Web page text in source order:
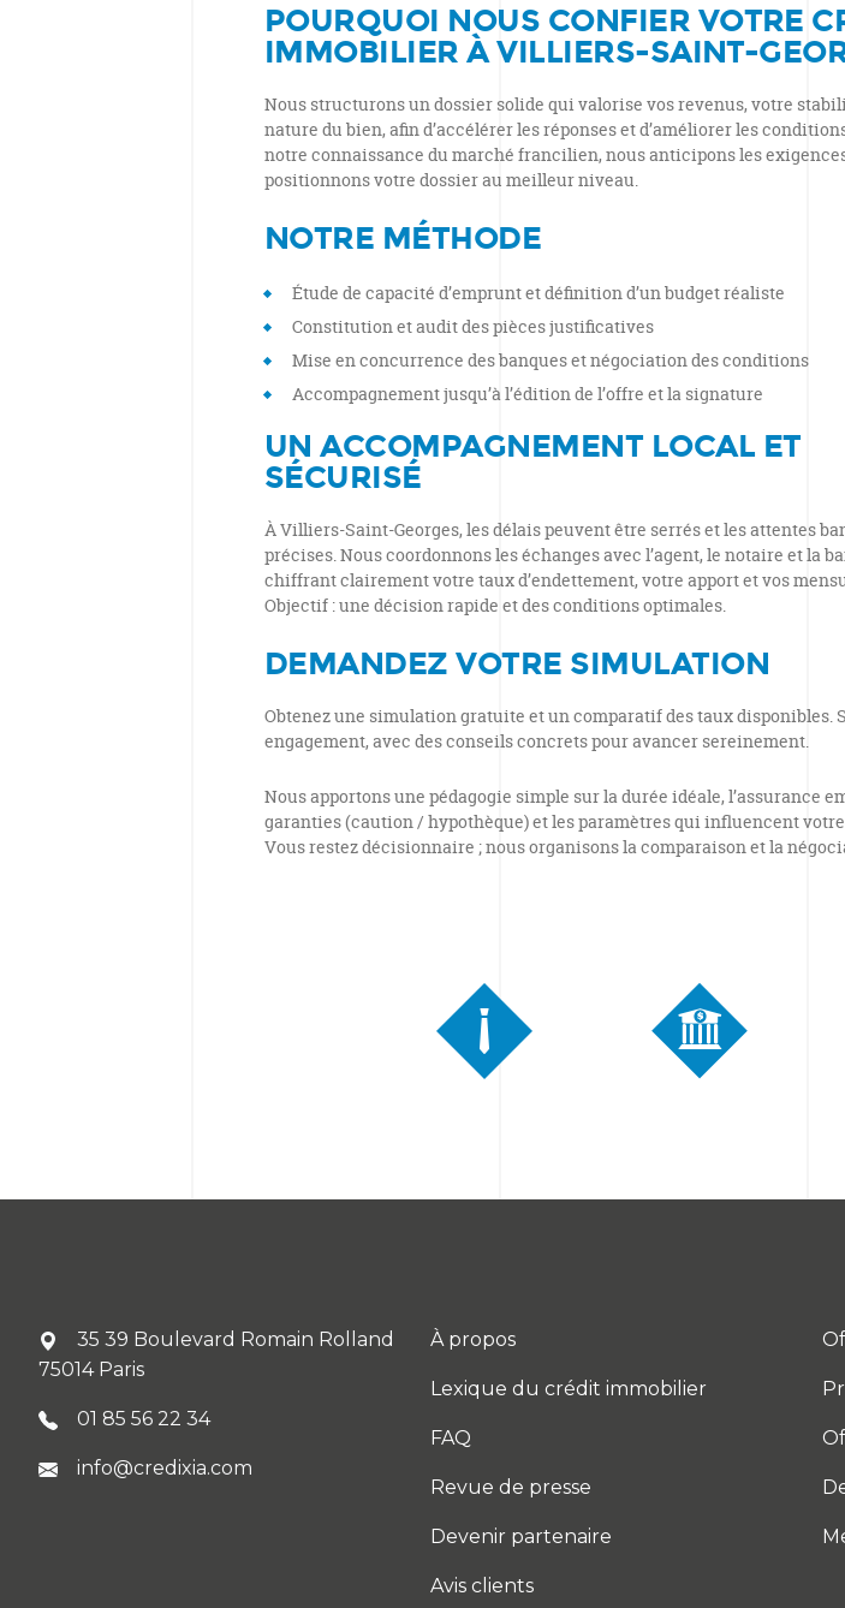
POURQUOI NOUS CONFIER VOTRE
IMMOBILIER À VILLIERS-SAINT-
Nous structurons un dossier solide qui valorise vos revenus, votre
nature du bien, afin d’accélérer les réponses et d’améliorer les
notre connaissance du marché francilien, nous anticipons les
positionnons votre dossier au meilleur niveau.
NOTRE MÉTHODE
Étude de capacité d’emprunt et définition d’un budget réaliste
Constitution et audit des pièces justificatives
Mise en concurrence des banques et négociation des conditions
Accompagnement jusqu’à l’édition de l’offre et la signature
UN ACCOMPAGNEMENT LOCAL ET
SÉCURISÉ
À Villiers-Saint-Georges, les délais peuvent être serrés et les attentes
précises. Nous coordonnons les échanges avec l’agent, le notaire et la
chiffrant clairement votre taux d’endettement, votre apport et vos
Objectif : une décision rapide et des conditions optimales.
DEMANDEZ VOTRE SIMULATION
Obtenez une simulation gratuite et un comparatif des taux disponibles.
engagement, avec des conseils concrets pour avancer sereinement.
Nous apportons une pédagogie simple sur la durée idéale, l’assurance
garanties (caution / hypothèque) et les paramètres qui influencent
Vous restez décisionnaire ; nous organisons la comparaison et la
35 39 Boulevard Romain Rolland
75014 Paris
01 85 56 22 34
info@credixia.com
À propos
Lexique du crédit immobilier
FAQ
Revue de presse
Devenir partenaire
Avis clients